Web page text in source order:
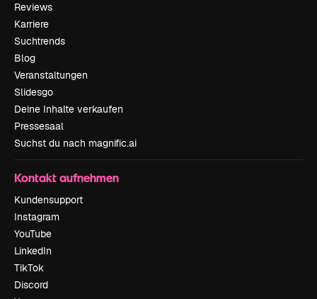
Reviews
Karriere
Suchtrends
Blog
Veranstaltungen
Slidesgo
Deine Inhalte verkaufen
Pressesaal
Suchst du nach magnific.ai
Kontakt aufnehmen
Kundensupport
Instagram
YouTube
LinkedIn
TikTok
Discord